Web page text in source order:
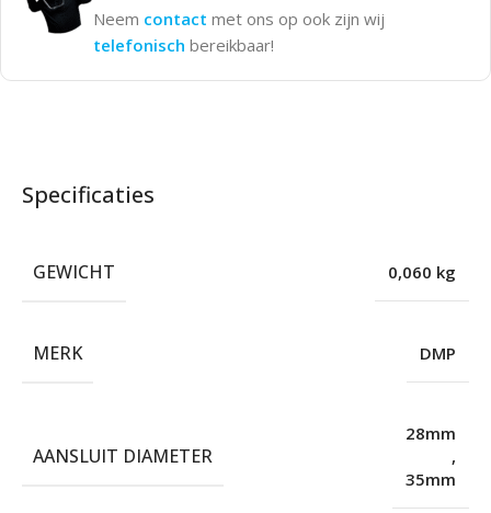
Neem contact met ons op ook zijn wij
telefonisch bereikbaar!
Specificaties
GEWICHT 0,060 kg
MERK DMP
AANSLUIT DIAMETER
28mm
,
35mm